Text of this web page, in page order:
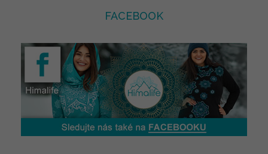
FACEBOOK